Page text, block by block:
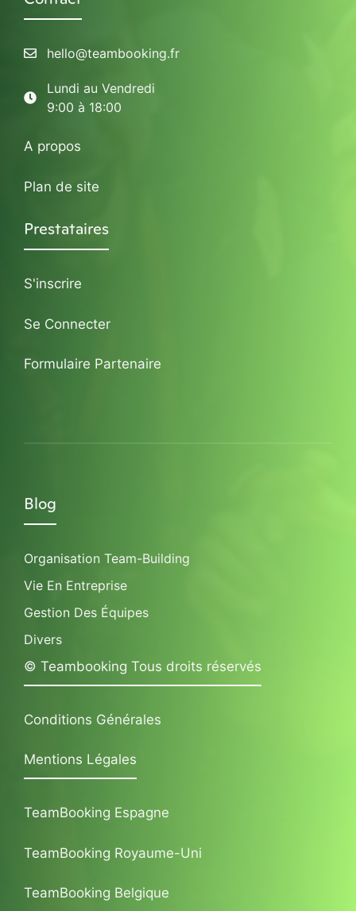
hello@teambooking.fr
Lundi au Vendredi
9:00 à 18:00
A propos
Plan de site
Prestataires
S'inscrire
Se Connecter
Formulaire Partenaire
Blog
Organisation Team-Building
Vie En Entreprise
Gestion Des Équipes
Divers
© Teambooking Tous droits réservés
Conditions Générales
Mentions Légales
TeamBooking Espagne
TeamBooking Royaume-Uni
TeamBooking Belgique